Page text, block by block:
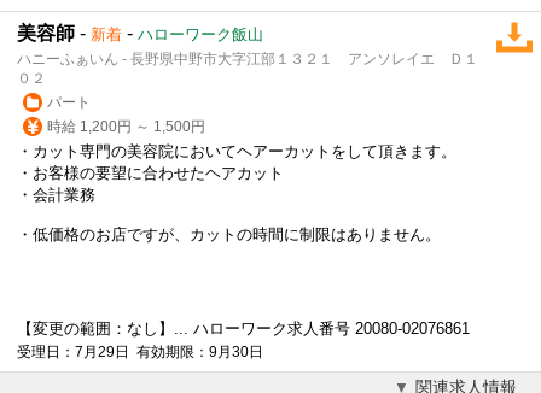
美容師 - 新着 - ハローワーク飯山
ハニーふぁいん - 長野県中野市大字江部１３２１ アンソレイエ Ｄ１
０２
パート
時給 1,200円 ～ 1,500円
・カット専門の美容院においてヘアーカットをして頂きます。
・お客様の要望に合わせたヘアカット
・会計業務
・低価格のお店ですが、カットの時間に制限はありません。
【変更の範囲：なし】... ハローワーク求人番号 20080-02076861
受理日：7月29日 有効期限：9月30日
関連求人情報